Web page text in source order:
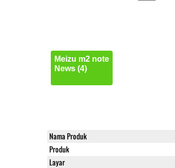
Meizu m2 note
News (4)
Nama Produk
Produk
Layar